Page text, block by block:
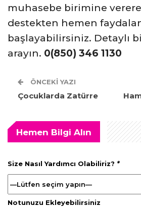
muhasebe birimine
destekten hemen
başlayabilirsiniz. Detaylı
arayın. 0(850) 346 1130
ÖNCEKI YAZI
Çocuklarda Zatürre
Hemen Bilgi Alın
Size Nasıl Yardımcı Olabiliriz? *
Notunuzu Ekleyebilirsiniz